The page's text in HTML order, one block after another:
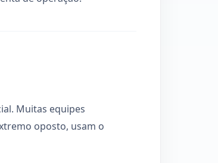
Muitas equipes
oposto, usam o